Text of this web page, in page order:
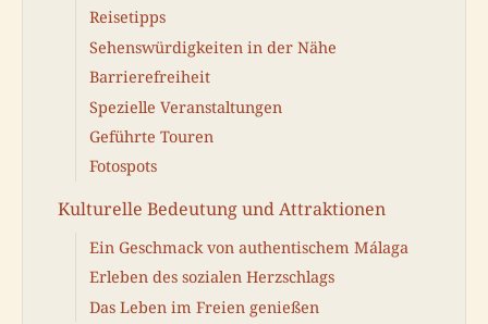
Reisetipps
Sehenswürdigkeiten in der Nähe
Barrierefreiheit
Spezielle Veranstaltungen
Geführte Touren
Fotospots
Kulturelle Bedeutung und Attraktionen
Ein Geschmack von authentischem Málaga
Erleben des sozialen Herzschlags
Das Leben im Freien genießen